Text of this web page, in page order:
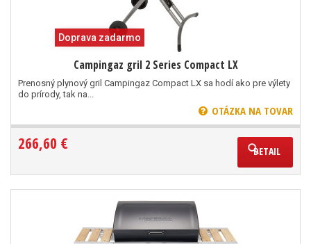
Doprava zadarmo
Campingaz gril 2 Series Compact LX
Prenosný plynový gril Campingaz Compact LX sa hodí ako pre výlety
do prírody, tak na...
OTÁZKA NA TOVAR
266,60 € DETAIL